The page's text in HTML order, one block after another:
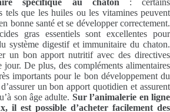
tels que les huiles ou les vitamines peuvent
bonne santé et se développer correctement.
gras essentiels sont excellentes pour
système digestif et immunitaire du chaton.
un bon apport nutritif avec des directives
jour. De plus, des compléments alimentaires
importants pour le bon développement du
un bon apport quotidien et assurent
son âge adulte. Sur l’animalerie en ligne
il est possible d’acheter facilement des